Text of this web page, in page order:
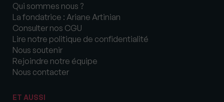
Qui sommes nous ?
La fondatrice : Ariane Artinian
Consulter nos CGU
Lire notre politique de confidentialité
Nous soutenir
Rejoindre notre équipe
Nous contacter
ET AUSSI